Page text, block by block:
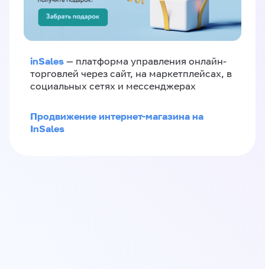
inSales — платформа управления онлайн-
торговлей через сайт, на маркетплейсах, в
социальных сетях и мессенджерах
Продвижение интернет-магазина на
InSales